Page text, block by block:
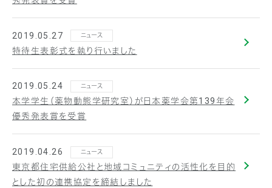
2019.05.27 ニュース
特待生表彰式を執り行いました
2019.05.24 ニュース
本学学生（薬物動態学研究室）が日本薬学会第139年会
優秀発表賞を受賞
2019.04.26 ニュース
東京都住宅供給公社と地域コミュニティの活性化を目的
とした初の連携協定を締結しました